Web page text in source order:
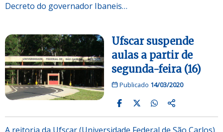
Decreto do governador Ibaneis…
Ufscar suspende
aulas a partir de
segunda-feira (16)
Publicado 14/03/2020